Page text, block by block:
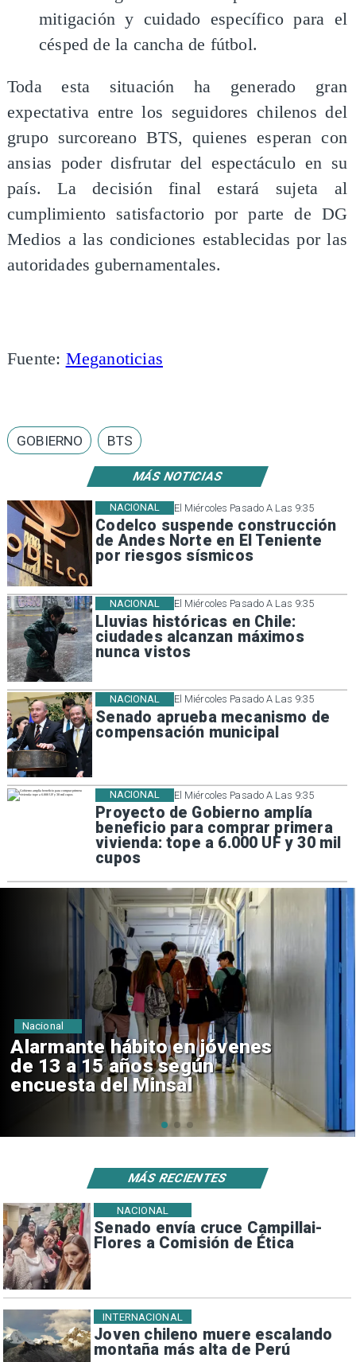
MÁS NOTICIAS
El Miércoles Pasado A Las 9:35
Codelco suspende construcción
de Andes Norte en El Teniente
por riesgos sísmicos
NACIONAL
El Miércoles Pasado A Las 9:35
Lluvias históricas en Chile:
ciudades alcanzan máximos
nunca vistos
NACIONAL
El Miércoles Pasado A Las 9:35
Senado aprueba mecanismo de
compensación municipal
NACIONAL
El Miércoles Pasado A Las 9:35
Proyecto de Gobierno amplía
beneficio para comprar primera
vivienda: tope a 6.000 UF y 30 mil
cupos
NACIONAL
mitigación y cuidado específico para el
césped de la cancha de fútbol.
Toda esta situación ha generado gran
expectativa entre los seguidores chilenos del
grupo surcoreano BTS, quienes esperan con
ansias poder disfrutar del espectáculo en su
país. La decisión final estará sujeta al
cumplimiento satisfactorio por parte de DG
Medios a las condiciones establecidas por las
autoridades gubernamentales.
Fuente: Meganoticias
GOBIERNO BTS
Aprueban creación del Parque
Sebastián Piñera con inversión
de $4 mil millones
Regiones
Senado envía cruce Campillai-
Flores a Comisión de Ética
NACIONAL
Joven chileno muere escalando
montaña más alta de Perú
INTERNACIONAL
MÁS RECIENTES